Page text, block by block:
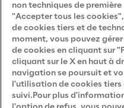
Accessibility Statement
Careers
Contacts
non techniques de
"Accepter tous les
de cookies tiers et de
moment, vous pouvez
de cookies en cliquant sur
cliquant sur le X en haut à
navigation se poursuit et
l'utilisation de cookies tiers
suivi.Pour plus